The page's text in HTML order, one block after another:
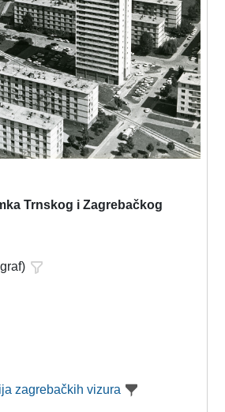
Trnskog i Zagrebačkog
zagrebačkih vizura